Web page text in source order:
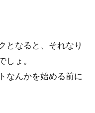
となると、それなり
ょ。
なんかを始める前に